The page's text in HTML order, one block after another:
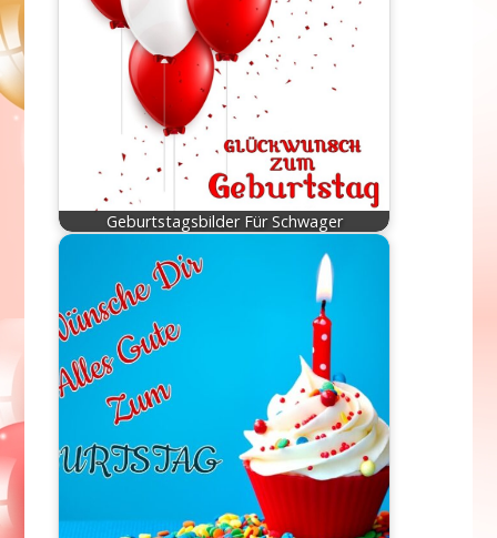
Geburtstagsbilder Für Schwager